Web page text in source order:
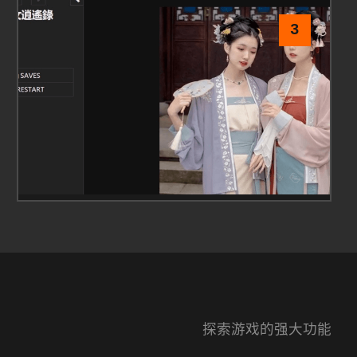
3
探索游戏的强大功能